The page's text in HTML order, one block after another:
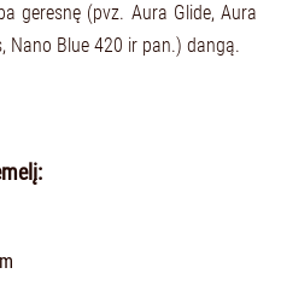
geresnę (pvz. Aura Glide, Aura
Nano Blue 420 ir pan.) dangą.